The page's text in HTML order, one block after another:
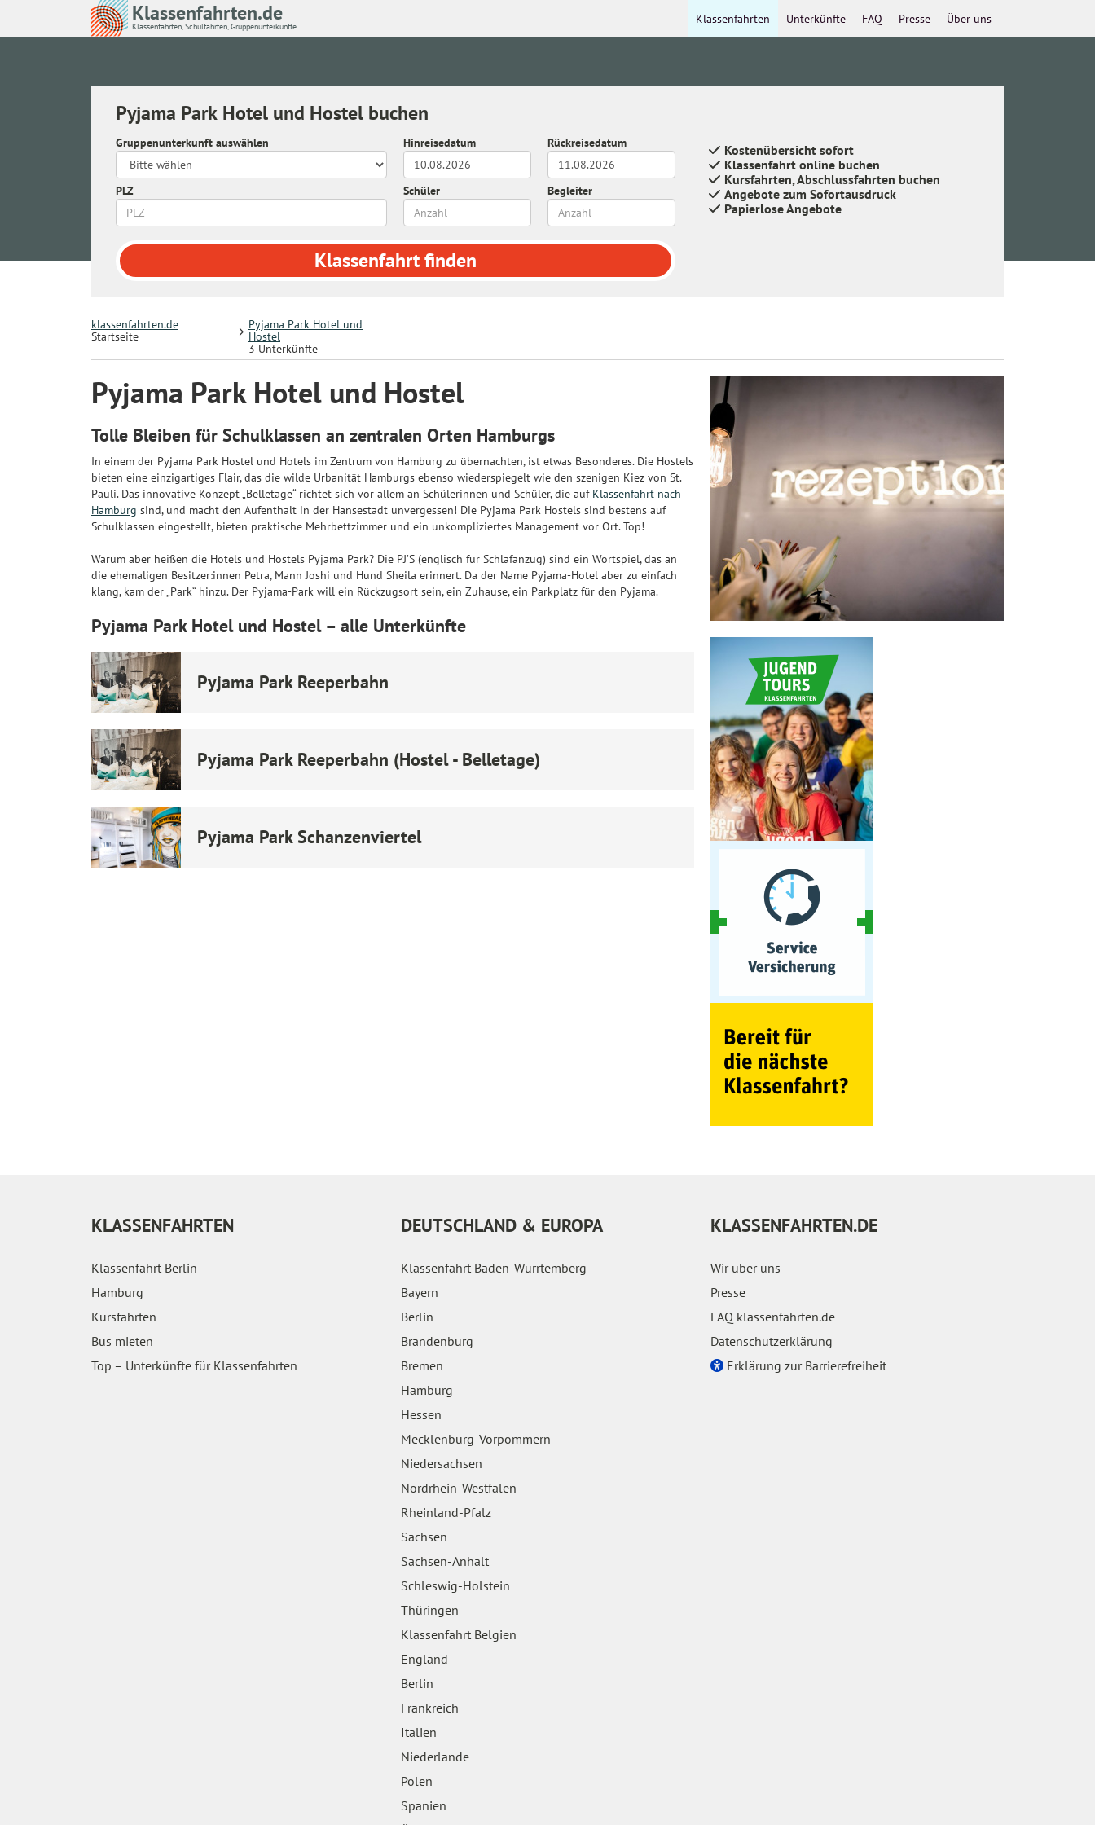
Klassenfahrten.de
Klassenfahrten, Schulfahrten, Gruppenunterkünfte
Über uns
Presse
FAQ
Unterkünfte
Klassenfahrten
Pyjama Park Hotel und Hostel buchen
Gruppenunterkunft auswählen Hinreisedatum Rückreisedatum
PLZ Schüler Begleiter
Klassenfahrtfinden
Kostenübersicht sofort
Klassenfahrt online buchen
Kursfahrten, Abschlussfahrten buchen
Angebote zum Sofortausdruck
Papierlose Angebote
klassenfahrten.de
Startseite
Pyjama Park Hotel und
Hostel
3 Unterkünfte
Pyjama Park Hotel und Hostel
Tolle Bleiben für Schulklassen an zentralen Orten Hamburgs
In einem der Pyjama Park Hostel und Hotels im Zentrum von Hamburg zu übernachten, ist etwas Besonderes. Die Hostels
bieten eine einzigartiges Flair, das die wilde Urbanität Hamburgs ebenso wiederspiegelt wie den szenigen Kiez von St.
Pauli. Das innovative Konzept „Belletage“ richtet sich vor allem an Schülerinnen und Schüler, die auf Klassenfahrt nach
Hamburg sind, und macht den Aufenthalt in der Hansestadt unvergessen! Die Pyjama Park Hostels sind bestens auf
Schulklassen eingestellt, bieten praktische Mehrbettzimmer und ein unkompliziertes Management vor Ort. Top!
Warum aber heißen die Hotels und Hostels Pyjama Park? Die PJ’S (englisch für Schlafanzug) sind ein Wortspiel, das an
die ehemaligen Besitzer:innen Petra, Mann Joshi und Hund Sheila erinnert. Da der Name Pyjama-Hotel aber zu einfach
klang, kam der „Park“ hinzu. Der Pyjama-Park will ein Rückzugsort sein, ein Zuhause, ein Parkplatz für den Pyjama.
Pyjama Park Hotel und Hostel – alle Unterkünfte
Pyjama Park Reeperbahn
Pyjama Park Reeperbahn (Hostel - Belletage)
Pyjama Park Schanzenviertel
KLASSENFAHRTEN
Klassenfahrt Berlin
Hamburg
Kursfahrten
Bus mieten
Top – Unterkünfte für Klassenfahrten
DEUTSCHLAND & EUROPA
Klassenfahrt Baden-Würrtemberg
Bayern
Berlin
Brandenburg
Bremen
Hamburg
Hessen
Mecklenburg-Vorpommern
Niedersachsen
Nordrhein-Westfalen
Rheinland-Pfalz
Sachsen
Sachsen-Anhalt
Schleswig-Holstein
Thüringen
Klassenfahrt Belgien
England
Berlin
Frankreich
Italien
Niederlande
Polen
Spanien
KLASSENFAHRTEN.DE
Wir über uns
Presse
FAQ klassenfahrten.de
Datenschutzerklärung
Erklärung zur Barrierefreiheit